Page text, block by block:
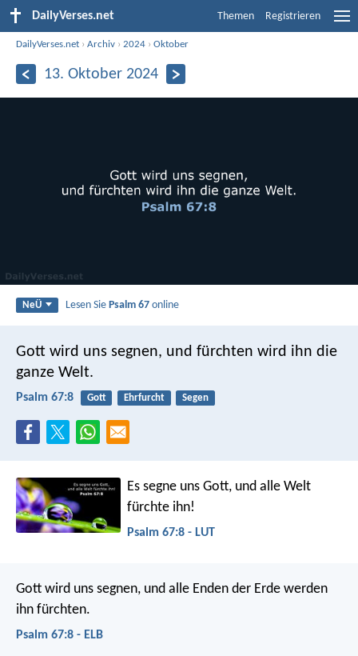
DailyVerses.net Themen Registrieren
DailyVerses.net ›Archiv ›2024 ›Oktober
13. Oktober 2024
NeÜ Lesen SiePsalm 67 online
Gott wird uns segnen, und fürchten wird ihn die
ganze Welt.
Psalm 67:8 Gott Ehrfurcht Segen
Es segne uns Gott, und alle Welt
fürchte ihn!
Psalm 67:8 - LUT
Gott wird uns segnen, und alle Enden der Erde werden
ihn fürchten.
Psalm 67:8 - ELB